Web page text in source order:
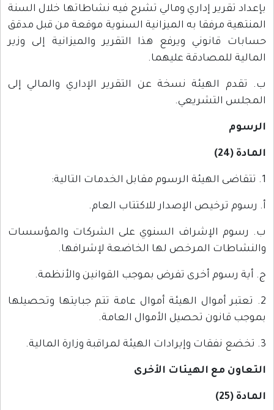
بإعداد تقرير إداري ومالي تشرح فيه نشاطاتها خلال السنة
المنتهية مرفقا به الميزانية السنوية موقعة من قبل مدقق
حسابات قانوني ويرفع هذا التقرير والميزانية إلى وزير
المالية للمصادقة عليهما.
ب. تقدم الهيئة نسخة عن التقرير الإداري والمالي إلى
المجلس التشريعي.
الرسوم
المادة (24)
1. تتقاضى الهيئة الرسوم مقابل الخدمات التالية:
أ. رسوم ترخيص الإصدار للاكتتاب العام.
ب. رسوم الإشراف السنوي على الشركات والمؤسسات
والنشاطات المرخص لها الخاضعة لإشرافها.
ج. أية رسوم أخرى تفرض بموجب القوانين والأنظمة.
2. تعتبر أموال الهيئة أموال عامة تتم جبايتها وتحصيلها
بموجب قانون تحصيل الأموال العامة.
3. تخضع نفقات وإيرادات الهيئة لمراقبة وزارة المالية.
التعاون مع الهيئات الأخرى
المادة (25)